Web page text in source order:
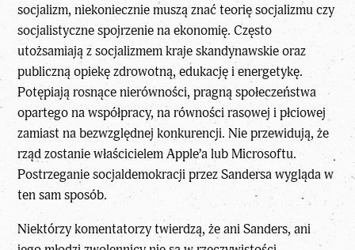
socjalizm, niekoniecznie muszą znać teorię socjalizmu czy
socjalistyczne spojrzenie na ekonomię. Często
utożsamiają z socjalizmem kraje skandynawskie oraz
publiczną opiekę zdrowotną, edukację i energetykę.
Potępiają rosnące nierówności, pragną społeczeństwa
opartego na współpracy, na równości rasowej i płciowej
zamiast na bezwzględnej konkurencji. Nie przewidują, że
rząd zostanie właścicielem Apple’a lub Microsoftu.
Postrzeganie socjaldemokracji przez Sandersa wygląda w
ten sam sposób.
Niektórzy komentatorzy twierdzą, że ani Sanders, ani